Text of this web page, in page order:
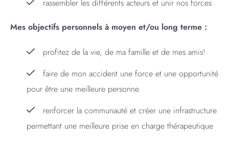
rassembler les différents acteurs et unir nos forces
Mes objectifs personnels à moyen et/ou long terme :
profitez de la vie, de ma famille et de mes amis!
faire de mon accident une force et une opportunité
pour être une meilleure personne
renforcer la communauté et créer une infrastructure
permettant une meilleure prise en charge thérapeutique